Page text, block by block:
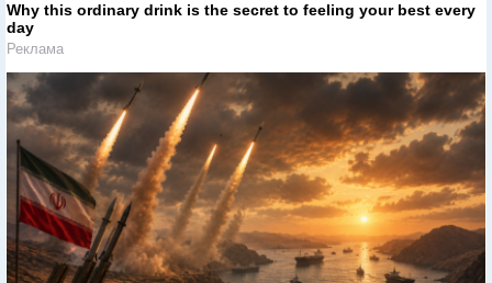
Why this ordinary drink is the secret to feeling your best every
day
Реклама